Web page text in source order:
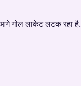
आगे गोल लाकेट लटक रहा है.